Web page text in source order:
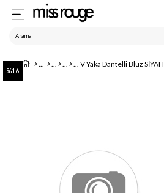
V Yaka Dantelli Bluz SİYAH
16